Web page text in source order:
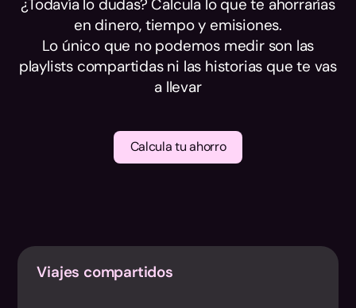
¿Todavía lo dudas? Calcula lo que te ahorrarías
en dinero, tiempo y emisiones.
Lo único que no podemos medir son las
playlists compartidas ni las historias que te vas
a llevar
Calcula tu ahorro
Viajes compartidos